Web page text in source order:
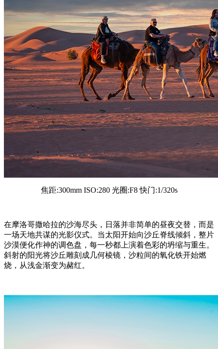
焦距:300mm ISO:280 光圈:F8 快门:1/320s
在摩洛哥撒哈拉的沙海尽头，日落并非简单的昼夜交替，而是
一场天地共谋的光影仪式。当太阳开始向沙丘脊线倾斜，整片
沙漠便化作神的调色盘，每一秒都上演着色彩的坍缩与重生。
斜射的阳光将沙丘雕刻成几何棱镜，沙粒间的氧化铁开始燃
烧，从浅金渐变为赭红。